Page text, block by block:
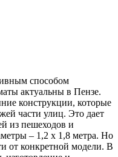
способом
актуальны в Пензе.
конструкции, которые
части улиц. Это дает
из пешеходов и
– 1,2 х 1,8 метра. Но
от конкретной модели. В